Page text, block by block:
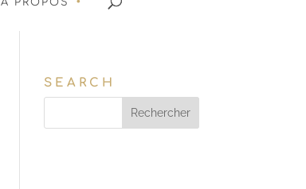
SEARCH